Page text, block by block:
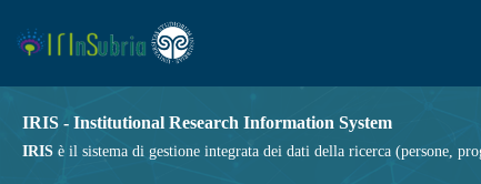
IRIS - Institutional Research Information System
IRIS è il sistema di gestione integrata dei dati della ricerca (persone,